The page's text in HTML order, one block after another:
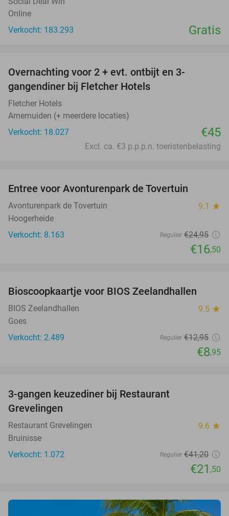
Online
Verkocht: 183.293
Gratis
Overnachting voor 2 + evt. ontbijt en 3-
gangendiner bij Fletcher Hotels
Fletcher Hotels
Arnemuiden (+ meerdere locaties)
Verkocht: 18.027
€45
Excl. ca. €3 p.p.p.n. toeristenbelasting
Entree voor Avonturenpark de Tovertuin
Avonturenpark de Tovertuin 9.1 star
Hoogerheide
Verkocht: 8.163
Regulier €24,95
€16,50
Bioscoopkaartje voor BIOS Zeelandhallen
BIOS Zeelandhallen 9.5 star
Goes
Verkocht: 2.489
Regulier €12,95
€8,95
3-gangen keuzediner bij Restaurant
Grevelingen
Restaurant Grevelingen 9.6 star
Bruinisse
Verkocht: 1.072
Regulier €41,20
€21 ,50